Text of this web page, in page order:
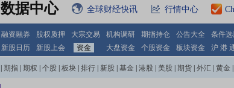
数据中心 全球财经快讯 行情中心
融资融券 股权质押 大宗交易 机构调研 期指持仓 公告大全 条件
新股日历 新股上会 资金 大盘资金 个股资金 板块资金 沪 港
期指 期权 个股 板块 排行 新股 基金 港股 美股 期货 外汇 黄金